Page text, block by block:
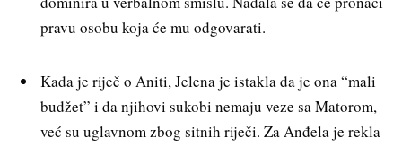
pravu osobu koja će mu odgovarati.
Kada je riječ o Aniti, Jelena je istakla da je ona “mali
budžet” i da njihovi sukobi nemaju veze sa Matorom,
već su uglavnom zbog sitnih riječi. Za Anđela je rekla